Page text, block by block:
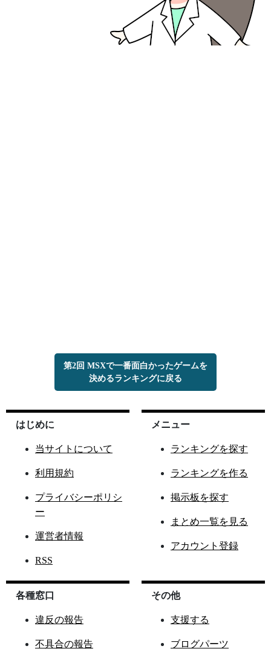
第2回 MSXで一番面白かったゲームを
決めるランキングに戻る
はじめに
当サイトについて
利用規約
プライバシーポリシ
ー
運営者情報
RSS
メニュー
ランキングを探す
ランキングを作る
掲示板を探す
まとめ一覧を見る
アカウント登録
各種窓口
違反の報告
不具合の報告
その他
支援する
ブログパーツ